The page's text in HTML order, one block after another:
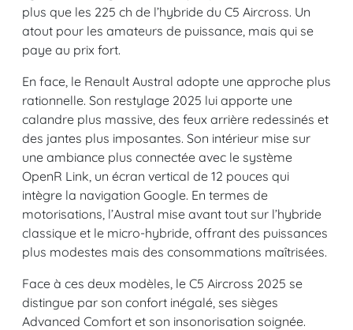
plus que les 225 ch de l’hybride du C5 Aircross. Un
atout pour les amateurs de puissance, mais qui se
paye au prix fort.
En face, le Renault Austral adopte une approche plus
rationnelle. Son restylage 2025 lui apporte une
calandre plus massive, des feux arrière redessinés et
des jantes plus imposantes. Son intérieur mise sur
une ambiance plus connectée avec le système
OpenR Link, un écran vertical de 12 pouces qui
intègre la navigation Google. En termes de
motorisations, l’Austral mise avant tout sur l’hybride
classique et le micro-hybride, offrant des puissances
plus modestes mais des consommations maîtrisées.
Face à ces deux modèles, le C5 Aircross 2025 se
distingue par son confort inégalé, ses sièges
Advanced Comfort et son insonorisation soignée.